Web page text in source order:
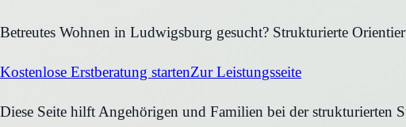
Betreutes Wohnen in Ludwigsburg gesucht? Strukturierte
Kostenlose Erstberatung startenZur Leistungsseite
Diese Seite hilft Angehörigen und Familien bei der strukturierten